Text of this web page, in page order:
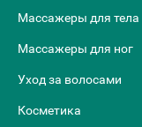
Массажеры для тела
Массажеры для ног
Уход за волосами
Косметика